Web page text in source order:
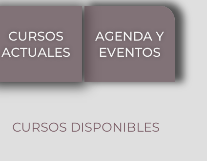
CURSOS
ACTUALES
AGENDA Y
EVENTOS
CURSOS DISPONIBLES